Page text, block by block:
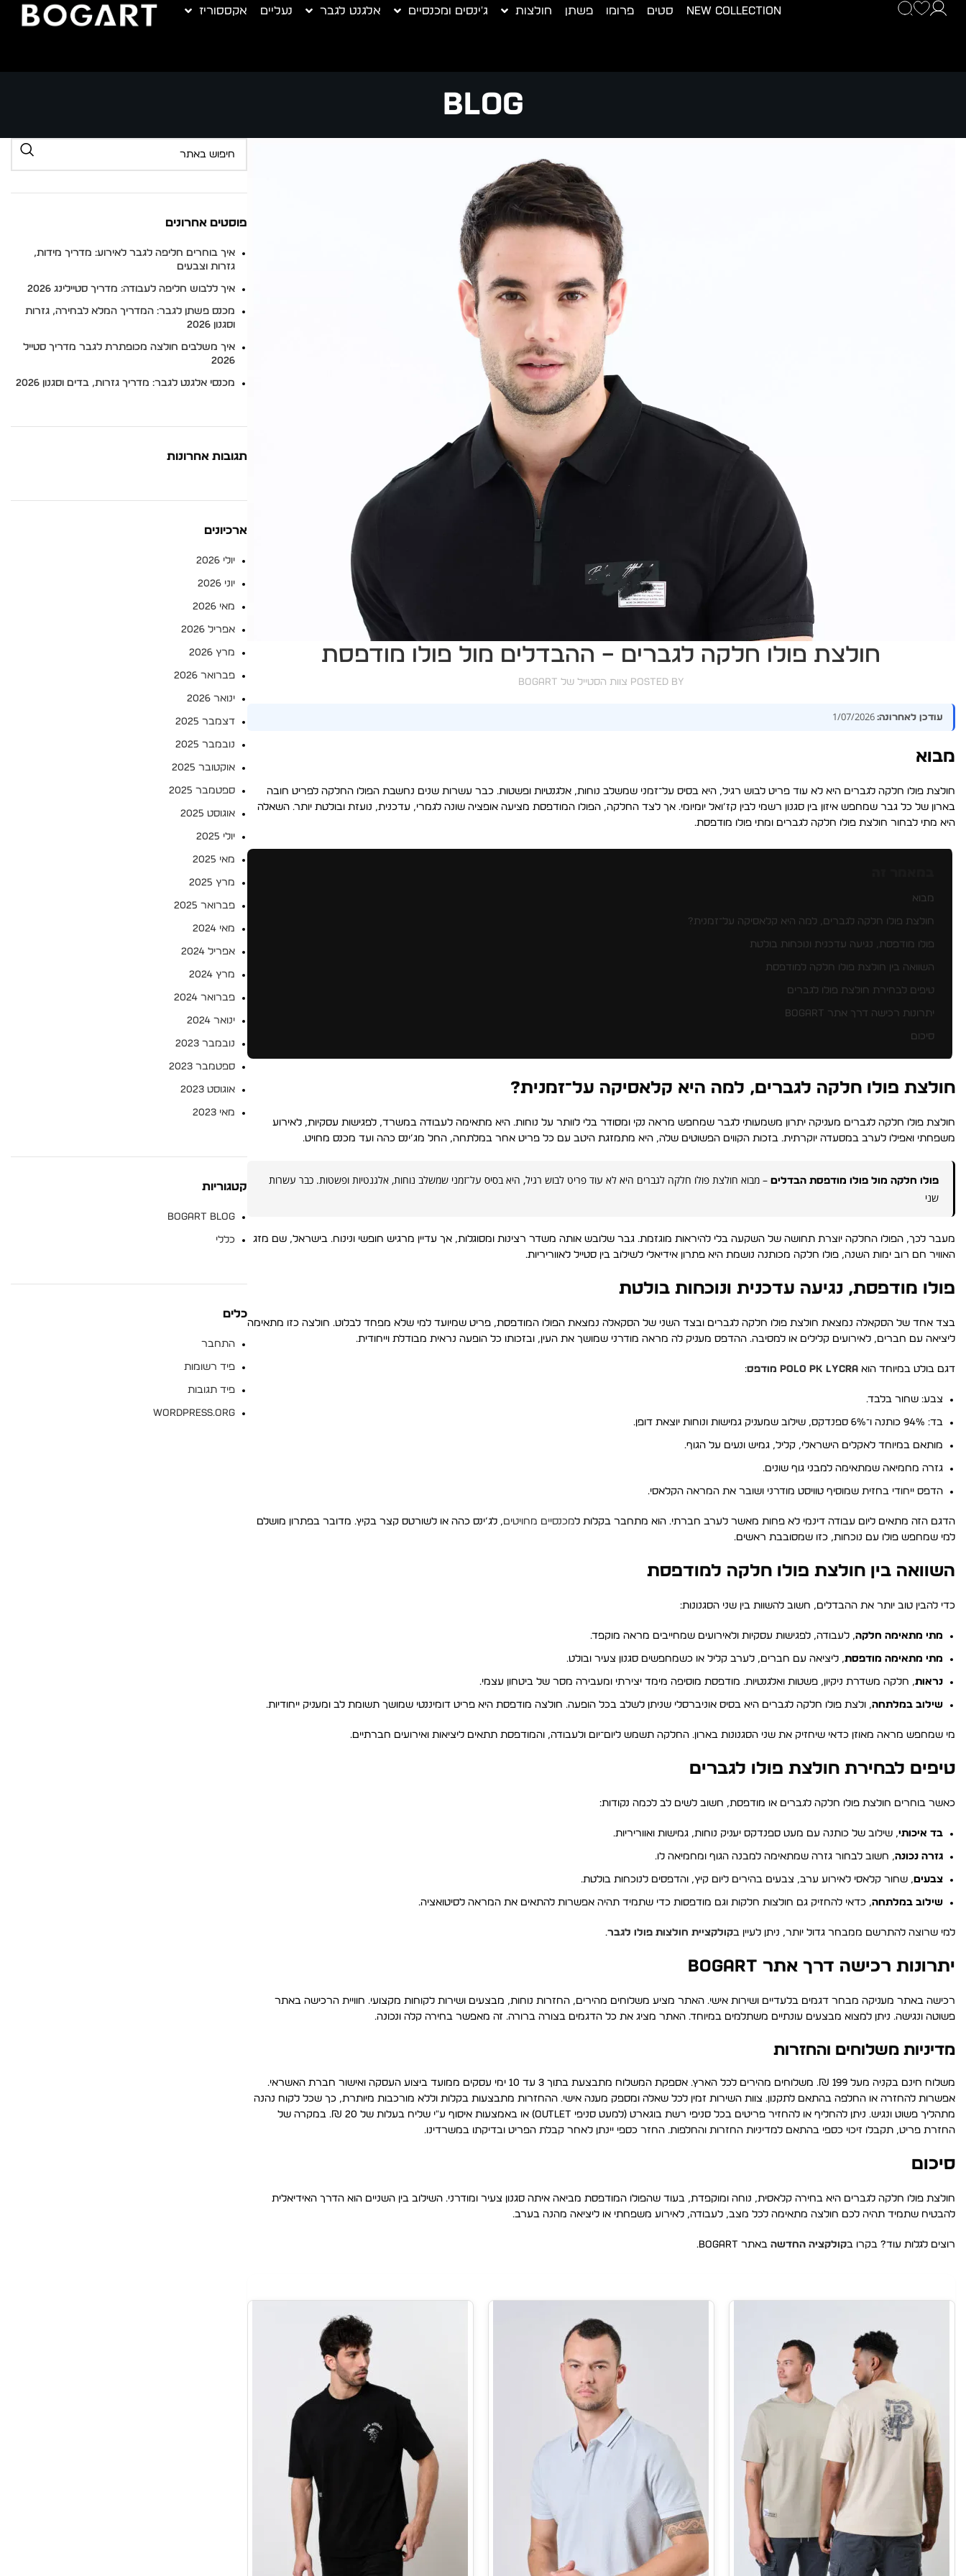
New Collection סטים פרומו פשתן חולצות ג'ינסים ומכנסיים אלגנט לגבר נעליים אקססוריז
Blog
חולצת פולו חלקה לגברים – ההבדלים מול פולו מודפסת
Posted by צוות הסטייל של BOGART
עודכן לאחרונה:
מבוא
חולצת פולו חלקה לגברים היא לא עוד פריט לבוש רגיל, היא בסיס על־זמני שמשלב נוחות, אלגנטיות ופשטות. כבר עשרות שנים נחשבת הפולו החלקה לפריט חובה
בארון של כל גבר שמחפש איזון בין סגנון רשמי לבין קז’ואל יומיומי. אך לצד החלקה, הפולו המודפסת מציעה אופציה שונה לגמרי, עדכנית, נועזת ובולטת יותר. השאלה
היא מתי לבחור חולצת פולו חלקה לגברים ומתי פולו מודפסת.
מבוא
חולצת פולו חלקה לגברים, למה היא קלאסיקה על־זמנית?
פולו מודפסת, נגיעה עדכנית ונוכחות בולטת
השוואה בין חולצת פולו חלקה למודפסת
טיפים לבחירת חולצת פולו לגברים
יתרונות רכישה דרך אתר Bogart
סיכום
חולצת פולו חלקה לגברים, למה היא קלאסיקה על־זמנית?
חולצת פולו חלקה לגברים מעניקה יתרון משמעותי לגבר שמחפש מראה נקי ומסודר בלי לוותר על נוחות. היא מתאימה לעבודה במשרד, לפגישות עסקיות, לאירוע
משפחתי ואפילו לערב במסעדה יוקרתית. בזכות הקווים הפשוטים שלה, היא מתמזגת היטב עם כל פריט אחר במלתחה, החל מג’ינס כהה ועד מכנס מחויט.
פולו חלקה מול פולו מודפסת הבדלים – מבוא חולצת פולו חלקה לגברים היא לא עוד פריט לבוש רגיל, היא בסיס על־זמני שמשלב נוחות, אלגנטיות ופשטות. כבר עשרות
שני
מעבר לכך, הפולו החלקה יוצרת תחושה של השקעה בלי להיראות מוגזמת. גבר שלובש אותה משדר רצינות ומסוגלות, אך עדיין מרגיש חופשי ונינוח. בישראל, שם מזג
האוויר חם רוב ימות השנה, פולו חלקה מכותנה נושמת היא פתרון אידיאלי לשילוב בין סטייל לאווריריות.
פולו מודפסת, נגיעה עדכנית ונוכחות בולטת
בצד אחד של הסקאלה נמצאת חולצת פולו חלקה לגברים ובצד השני של הסקאלה נמצאת הפולו המודפסת, פריט שמיועד למי שלא מפחד לבלוט. חולצה כזו מתאימה
ליציאה עם חברים, לאירועים קלילים או למסיבה. ההדפס מעניק לה מראה מודרני שמושך את העין, ובזכותו כל הופעה נראית מבודלת וייחודית.
דגם בולט במיוחד הוא POLO PK LYCRA מודפס:
צבע: שחור בלבד.
בד: 94% כותנה ו־6% ספנדקס, שילוב שמעניק גמישות ונוחות יוצאת דופן.
מותאם במיוחד לאקלים הישראלי, קליל, גמיש ונעים על הגוף.
גזרה מחמיאה שמתאימה למבני גוף שונים.
הדפס ייחודי בחזית שמוסיף טוויסט מודרני ושובר את המראה הקלאסי.
הדגם הזה מתאים ליום עבודה דינמי לא פחות מאשר לערב חברתי. הוא מתחבר בקלות למכנסיים מחויטים, לג’ינס כהה או לשורטס קצר בקיץ. מדובר בפתרון מושלם
למי שמחפש פולו עם נוכחות, כזו שמסובבת ראשים.
השוואה בין חולצת פולו חלקה למודפסת
כדי להבין טוב יותר את ההבדלים, חשוב להשוות בין שני הסגנונות:
מתי מתאימה חלקה, לעבודה, לפגישות עסקיות ולאירועים שמחייבים מראה מוקפד.
מתי מתאימה מודפסת, ליציאה עם חברים, לערב קליל או כשמחפשים סגנון צעיר ובולט.
נראות, חלקה משדרת ניקיון, פשטות ואלגנטיות. מודפסת מוסיפה מימד יצירתי ומעבירה מסר של ביטחון עצמי.
שילוב במלתחה, ולצת פולו חלקה לגברים היא בסיס אוניברסלי שניתן לשלב בכל הופעה. חולצה מודפסת היא פריט דומיננטי שמושך תשומת לב ומעניק ייחודיות.
מי שמחפש מראה מאוזן כדאי שיחזיק את שני הסגנונות בארון. החלקה תשמש ליום־יום ולעבודה, והמודפסת תתאים ליציאות ואירועים חברתיים.
טיפים לבחירת חולצת פולו לגברים
כאשר בוחרים חולצת פולו חלקה לגברים או מודפסת, חשוב לשים לב לכמה נקודות:
בד איכותי, שילוב של כותנה עם מעט ספנדקס יעניק נוחות, גמישות ואווריריות.
גזרה נכונה, חשוב לבחור גזרה שמתאימה למבנה הגוף ומחמיאה לו.
צבעים, שחור קלאסי לאירוע ערב, צבעים בהירים ליום קיץ, והדפסים לנוכחות בולטת.
שילוב במלתחה, כדאי להחזיק גם חולצות חלקות וגם מודפסות כדי שתמיד תהיה אפשרות להתאים את המראה לסיטואציה.
למי שרוצה להתרשם ממבחר גדול יותר, ניתן לעיין בקולקציית חולצות פולו לגבר.
יתרונות רכישה דרך אתר Bogart
רכישה באתר מעניקה מבחר דגמים בלעדיים ושירות אישי. האתר מציע משלוחים מהירים, החזרות נוחות, מבצעים ושירות לקוחות מקצועי. חוויית הרכישה באתר
פשוטה ונגישה. ניתן למצוא מבצעים עונתיים משתלמים במיוחד. האתר מציג את כל הדגמים בצורה ברורה. זה מאפשר בחירה קלה ונכונה.
מדיניות משלוחים והחזרות
משלוח חינם בקניה מעל 199 ₪. משלוחים מהירים לכל הארץ. אספקת המשלוח מתבצעת בתוך 3 עד 10 ימי עסקים ממועד ביצוע העסקה ואישור חברת האשראי.
אפשרות להחזרה או החלפה בהתאם לתקנון. צוות השירות זמין לכל שאלה ומספק מענה אישי. ההחזרות מתבצעות בקלות וללא מורכבות מיותרת, כך שכל לקוח נהנה
מתהליך פשוט ונגיש. ניתן להחליף או להחזיר פריטים בכל סניפי רשת בוגארט (למעט סניפי Outlet) או באמצעות איסוף ע״י שליח בעלות של 20 ₪. במקרה של
החזרת פריט, תקבלו זיכוי כספי בהתאם למדיניות החזרות והחלפות. החזר כספי יינתן לאחר קבלת הפריט ובדיקתו במשרדינו.
סיכום
חולצת פולו חלקה לגברים היא בחירה קלאסית, נוחה ומוקפדת, בעוד שהפולו המודפסת מביאה איתה סגנון צעיר ומודרני. השילוב בין השניים הוא הדרך האידיאלית
להבטיח שתמיד תהיה לכם חולצה מתאימה לכל מצב, לעבודה, לאירוע משפחתי או ליציאה מהנה בערב.
רוצים לגלות עוד? בקרו בקולקציה החדשה באתר BOGART.
פוסטים אחרונים
איך בוחרים חליפה לגבר לאירוע: מדריך מידות,
גזרות וצבעים
איך ללבוש חליפה לעבודה: מדריך סטיילינג 2026
מכנס פשתן לגבר: המדריך המלא לבחירה, גזרות
וסגנון 2026
איך משלבים חולצה מכופתרת לגבר מדריך סטייל
2026
מכנסי אלגנט לגבר: מדריך גזרות, בדים וסגנון 2026
תגובות אחרונות
ארכיונים
יולי 2026
יוני 2026
מאי 2026
אפריל 2026
מרץ 2026
פברואר 2026
ינואר 2026
דצמבר 2025
נובמבר 2025
אוקטובר 2025
ספטמבר 2025
אוגוסט 2025
יולי 2025
מאי 2025
מרץ 2025
פברואר 2025
מאי 2024
אפריל 2024
מרץ 2024
פברואר 2024
ינואר 2024
נובמבר 2023
ספטמבר 2023
אוגוסט 2023
מאי 2023
קטגוריות
BOGART BLOG
כללי
כלים
התחבר
פיד רשומות
פיד תגובות
WordPress.org